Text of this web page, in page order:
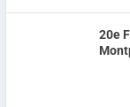
20e